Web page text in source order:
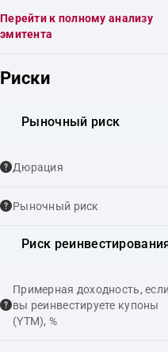
Перейти к полному анализу
эмитента
Риски
Рыночный риск
Дюрация
Рыночный риск
Риск
Примерная доходность, если
вы реинвестируете купоны
(YTM), %